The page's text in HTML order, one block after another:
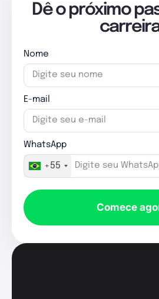
Dê o próximo
Nome
E-mail
WhatsApp
+55
Comece